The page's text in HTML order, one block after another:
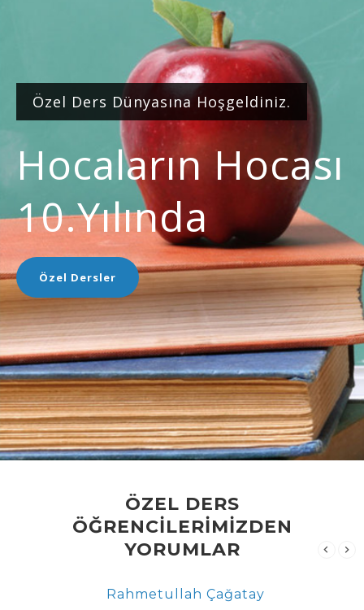
Özel Ders Dünyasına Hoşgeldiniz.
Hocaların Hocası
10.yılında
Özel Dersler
ÖZEL DERS
ÖĞRENCİLERİMİZDEN
YORUMLAR
Rahmetullah Çağatay